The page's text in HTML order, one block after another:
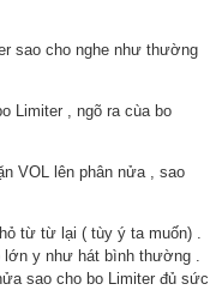
sao cho nghe như thường
Limiter , ngõ ra cùa bo
VOL lên phân nửa , sao
từ từ lại ( tùy ý ta muốn) .
lớn y như hát bình thường .
sao cho bo Limiter đủ sức